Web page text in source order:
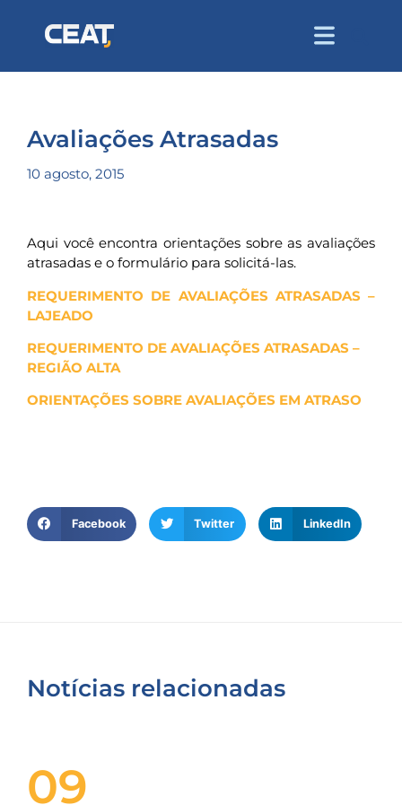
Avaliações Atrasadas
10 agosto, 2015
Aqui você encontra orientações sobre as avaliações
atrasadas e o formulário para solicitá-las.
REQUERIMENTO DE AVALIAÇÕES ATRASADAS –
LAJEADO
REQUERIMENTO DE AVALIAÇÕES ATRASADAS –
REGIÃO ALTA
ORIENTAÇÕES SOBRE AVALIAÇÕES EM ATRASO
Facebook Twitter LinkedIn
Notícias relacionadas
09